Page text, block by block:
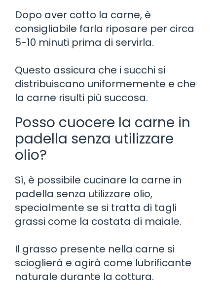
Dopo aver cotto la carne, è
consigliabile farla riposare per circa
5-10 minuti prima di servirla.
Questo assicura che i succhi si
distribuiscano uniformemente e che
la carne risulti più succosa.
Posso cuocere la carne in
padella senza utilizzare
olio?
Sì, è possibile cucinare la carne in
padella senza utilizzare olio,
specialmente se si tratta di tagli
grassi come la costata di maiale.
Il grasso presente nella carne si
scioglierà e agirà come lubrificante
naturale durante la cottura.